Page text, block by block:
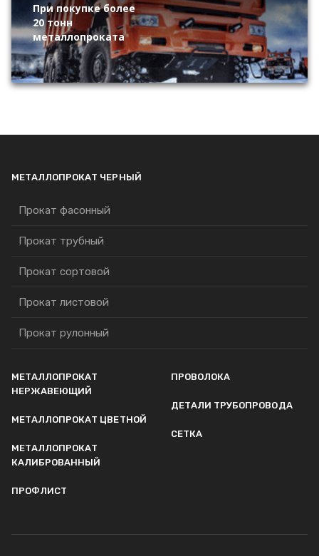
При покупке более
20 тонн
металлопроката
МЕТАЛЛОПРОКАТ ЧЕРНЫЙ
Прокат фасонный
Прокат трубный
Прокат сортовой
Прокат листовой
Прокат рулонный
МЕТАЛЛОПРОКАТ
НЕРЖАВЕЮЩИЙ
МЕТАЛЛОПРОКАТ ЦВЕТНОЙ
МЕТАЛЛОПРОКАТ
КАЛИБРОВАННЫЙ
ПРОФЛИСТ
ПРОВОЛОКА
ДЕТАЛИ ТРУБОПРОВОДА
СЕТКА